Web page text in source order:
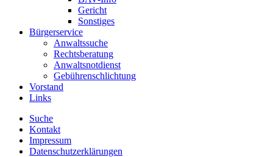
Gericht
Sonstiges
Bürgerservice
Anwaltssuche
Rechtsberatung
Anwaltsnotdienst
Gebührenschlichtung
Vorstand
Links
Suche
Kontakt
Impressum
Datenschutzerklärungen